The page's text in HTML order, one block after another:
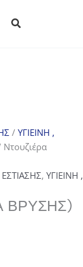
/ ΥΓΙΕΙΝΗ ,
, ΥΓΙΕΙΝΗ ,
ΒΡΎΣΗΣ)